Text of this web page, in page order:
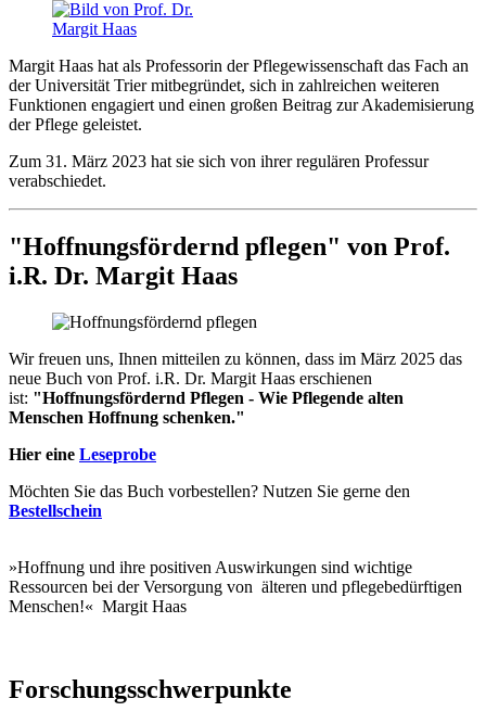
Margit Haas hat als Professorin der Pflegewissenschaft das Fach an
der Universität Trier mitbegründet, sich in zahlreichen weiteren
Funktionen engagiert und einen großen Beitrag zur Akademisierung
der Pflege geleistet.
Zum 31. März 2023 hat sie sich von ihrer regulären Professur
verabschiedet.
"Hoffnungsfördernd pflegen" von Prof.
i.R. Dr. Margit Haas
Wir freuen uns, Ihnen mitteilen zu können, dass im März 2025 das
neue Buch von Prof. i.R. Dr. Margit Haas erschienen
ist: "Hoffnungsfördernd Pflegen - Wie Pflegende alten
Menschen Hoffnung schenken."
Hier eine Leseprobe
Möchten Sie das Buch vorbestellen? Nutzen Sie gerne den
Bestellschein
»Hoffnung und ihre positiven Auswirkungen sind wichtige
Ressourcen bei der Versorgung von älteren und pflegebedürftigen
Menschen!« Margit Haas
Forschungsschwerpunkte